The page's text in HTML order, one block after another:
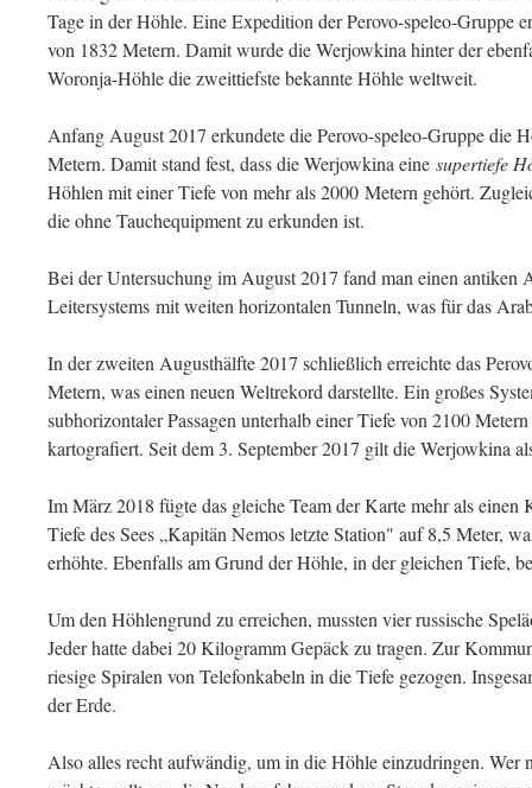
Tage in der Höhle. Eine Expedition der Perovo-speleo-Gruppe
von 1832 Metern. Damit wurde die Werjowkina hinter der
Woronja-Höhle die zweittiefste bekannte Höhle weltweit.
Anfang August 2017 erkundete die Perovo-speleo-Gruppe die
Metern. Damit stand fest, dass die Werjowkina eine supertiefe
Höhlen mit einer Tiefe von mehr als 2000 Metern gehört.
die ohne Tauchequipment zu erkunden ist.
Bei der Untersuchung im August 2017 fand man einen antiken
Leitersystems mit weiten horizontalen Tunneln, was für das
In der zweiten Augusthälfte 2017 schließlich erreichte das
Metern, was einen neuen Weltrekord darstellte. Ein großes
subhorizontaler Passagen unterhalb einer Tiefe von 2100
kartografiert. Seit dem 3. September 2017 gilt die Werjowkina
Im März 2018 fügte das gleiche Team der Karte mehr als
Tiefe des Sees „Kapitän Nemos letzte Station" auf 8,5 Meter,
erhöhte. Ebenfalls am Grund der Höhle, in der gleichen Tiefe,
Um den Höhlengrund zu erreichen, mussten vier russische
Jeder hatte dabei 20 Kilogramm Gepäck zu tragen. Zur
riesige Spiralen von Telefonkabeln in die Tiefe gezogen.
der Erde.
Also alles recht aufwändig, um in die Höhle einzudringen. Wer